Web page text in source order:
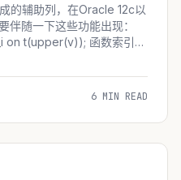
的辅助列，在Oracle 12c以
伴随一下这些功能出现：
on t(upper(v)); 函数索引
6 MIN READ